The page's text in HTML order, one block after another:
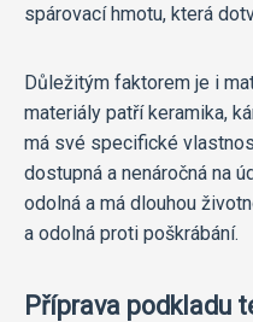
spárovací hmotu, která
Důležitým faktorem je i
materiály patří keramika,
má své specifické
dostupná a nenáročná na
odolná a má dlouhou
a odolná proti poškrábání.
Příprava podkladu